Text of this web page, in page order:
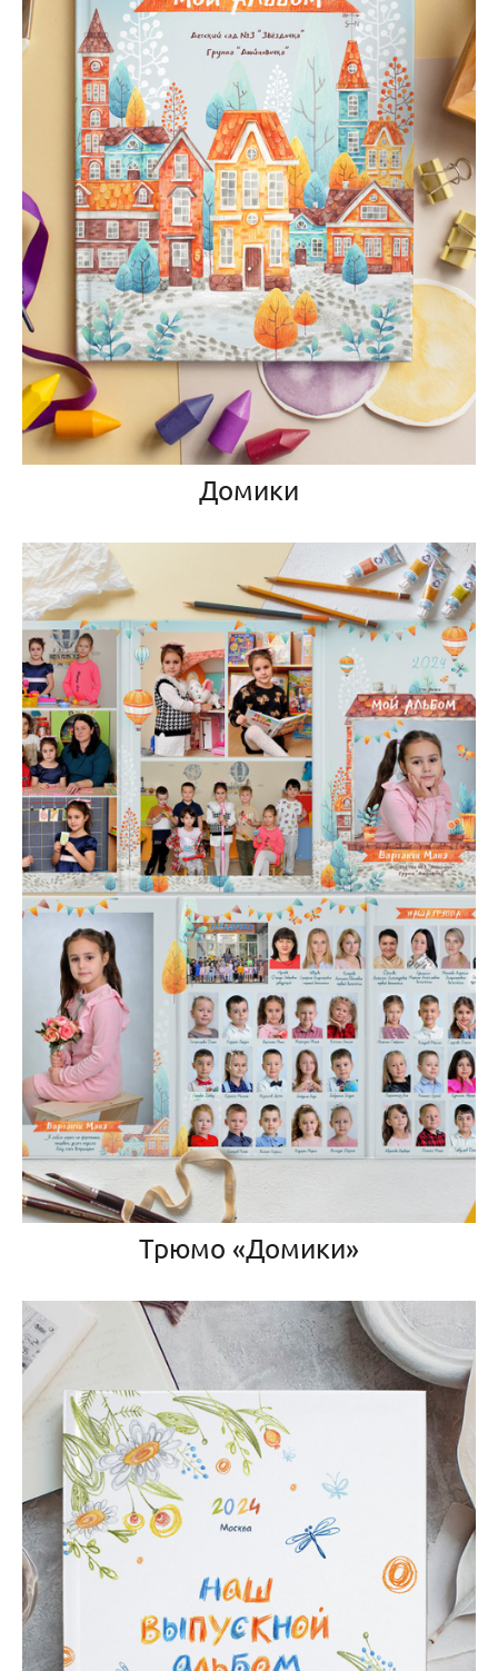
Домики
Трюмо «Домики»